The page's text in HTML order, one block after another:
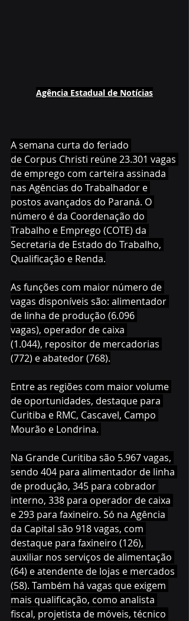
Agência Estadual de Notícias
A semana curta do feriado
de Corpus Christi reúne 23.301 vagas
de emprego com carteira assinada
nas Agências do Trabalhador e
postos avançados do Paraná. O
número é da Coordenação do
Trabalho e Emprego (COTE) da
Secretaria de Estado do Trabalho,
Qualificação e Renda.
As funções com maior número de
vagas disponíveis são: alimentador
de linha de produção (6.096
vagas), operador de caixa
(1.044), repositor de mercadorias
(772) e abatedor (768).
Entre as regiões com maior volume
de oportunidades, destaque para
Curitiba e RMC, Cascavel, Campo
Mourão e Londrina.
Na Grande Curitiba são 5.967 vagas,
sendo 404 para alimentador de linha
de produção, 345 para cobrador
interno, 338 para operador de caixa
e 293 para faxineiro. Só na Agência
da Capital são 918 vagas, com
destaque para faxineiro (126),
auxiliar nos serviços de alimentação
(64) e atendente de lojas e mercados
(58). Também há vagas que exigem
mais qualificação, como analista
fiscal, projetista de móveis, técnico